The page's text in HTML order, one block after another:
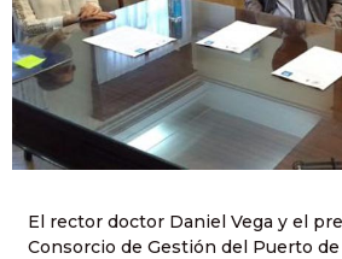
El rector doctor Daniel Vega y el
Consorcio de Gestión del Puerto